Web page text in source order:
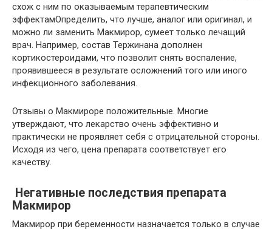
схож с ним по оказываемым терапевтическим
эффектамОпределить, что лучше, аналог или оригинал, и
можно ли заменить Макмирор, сумеет только лечащий
врач. Например, состав Тержинана дополнен
кортикостероидами, что позволит снять воспаление,
проявившееся в результате осложнений того или иного
инфекционного заболевания.
Отзывы о Макмироре положительные. Многие
утверждают, что лекарство очень эффективно и
практически не проявляет себя с отрицательной стороны.
Исходя из чего, цена препарата соответствует его
качеству.
Негативные последствия препарата
Макмирор
Макмирор при беременности назначается только в случае